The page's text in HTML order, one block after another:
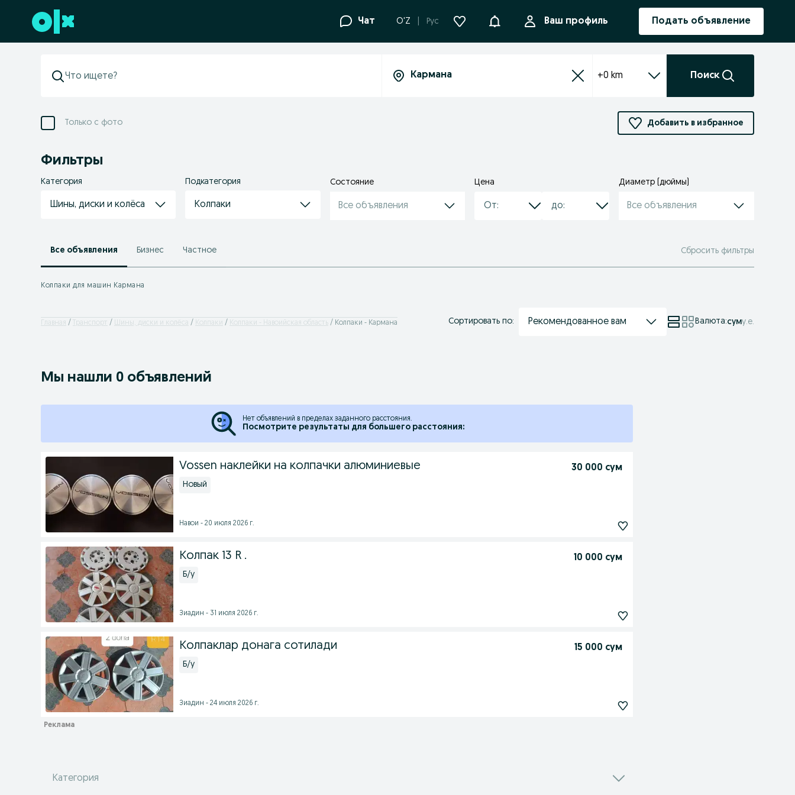
Перейти к нижнему колонтитулу Чат O'Z Рус УведомленияВаш профиль Подать объявление
+0 km Поиск
Только с фото Добавить в избранное
Фильтры
Категория
Шины, диски и колёса
Подкатегория
Колпаки
Состояние
Все объявления
Цена Диаметр (дюймы)
Все объявления
Все объявления Бизнес Частное Сбросить фильтры
Колпаки для машин Кармана
Главная Транспорт Шины, диски и колёса Колпаки Колпаки - Навоийская область Колпаки - Кармана Сортировать по: Рекомендованное вам Валюта:суму.е.
Мы нашли 0 объявлений
Нет объявлений в пределах заданного расстояния.
Посмотрите результаты для большего расстояния:
Vossen наклейки на колпачки алюминиевые 30 000 сум
Новый
Навои - 20 июля 2026 г.
Колпак 13 R . 10 000 сум
Б/у
Зиадин - 31 июля 2026 г.
Колпаклар донага сотилади 15 000 сум
Б/у
Зиадин - 24 июля 2026 г.
Категория